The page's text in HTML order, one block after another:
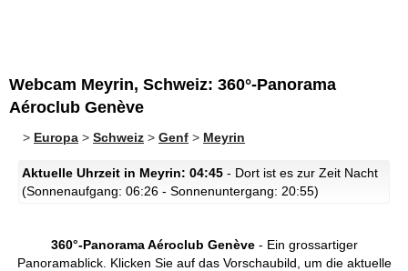
Webcam Meyrin, Schweiz: 360°-Panorama
Aéroclub Genève
> Europa > Schweiz > Genf > Meyrin
Aktuelle Uhrzeit in Meyrin: 04:45 - Dort ist es zur Zeit Nacht
(Sonnenaufgang: 06:26 - Sonnenuntergang: 20:55)
360°-Panorama Aéroclub Genève- Ein grossartiger
Panoramablick. Klicken Sie auf das Vorschaubild, um die aktuelle